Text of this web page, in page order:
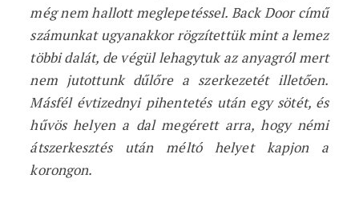
még nem hallott meglepetéssel. Back Door című
számunkat ugyanakkor rögzítettük mint a lemez
többi dalát, de végül lehagytuk az anyagról mert
nem jutottunk dűlőre a szerkezetét illetően.
Másfél évtizednyi pihentetés után egy sötét, és
hűvös helyen a dal megérett arra, hogy némi
átszerkesztés után méltó helyet kapjon a
korongon.